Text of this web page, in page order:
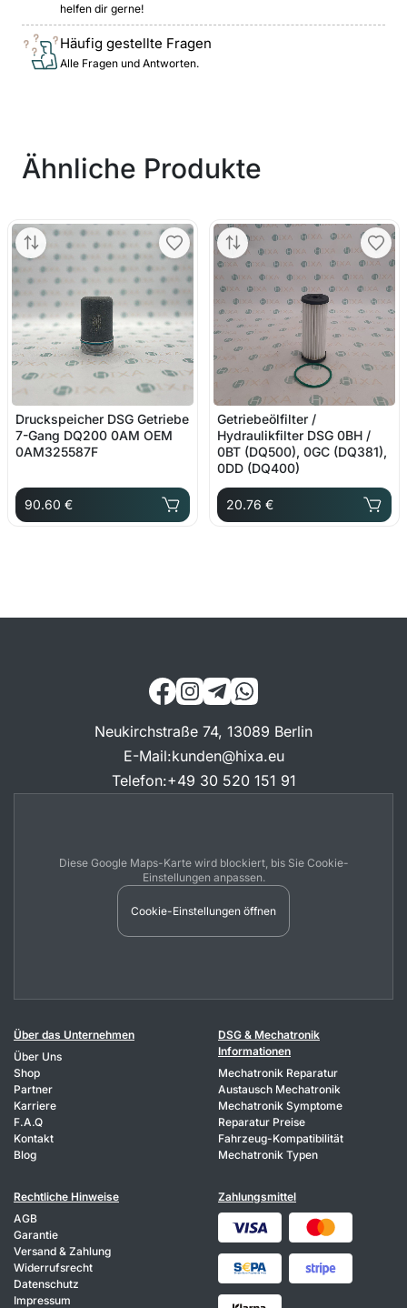
helfen dir gerne!
Häufig gestellte Fragen
Alle Fragen und Antworten.
Ähnliche Produkte
Druckspeicher DSG Getriebe
7-Gang DQ200 0AM OEM
0AM325587F
90.60 €
Getriebeölfilter /
Hydraulikfilter DSG 0BH /
0BT (DQ500), 0GC (DQ381),
0DD (DQ400)
20.76 €
Neukirchstraße 74, 13089 Berlin
E-Mail:kunden@hixa.eu
Telefon:+49 30 520 151 91
Diese Google Maps-Karte wird blockiert, bis Sie Cookie-
Einstellungen anpassen.
Cookie-Einstellungen öffnen
Über das Unternehmen
Über Uns
Shop
Partner
Karriere
F.A.Q
Kontakt
Blog
DSG & Mechatronik
Informationen
Mechatronik Reparatur
Austausch Mechatronik
Mechatronik Symptome
Reparatur Preise
Fahrzeug-Kompatibilität
Mechatronik Typen
Rechtliche Hinweise
AGB
Garantie
Versand & Zahlung
Widerrufsrecht
Datenschutz
Impressum
Zahlungsmittel